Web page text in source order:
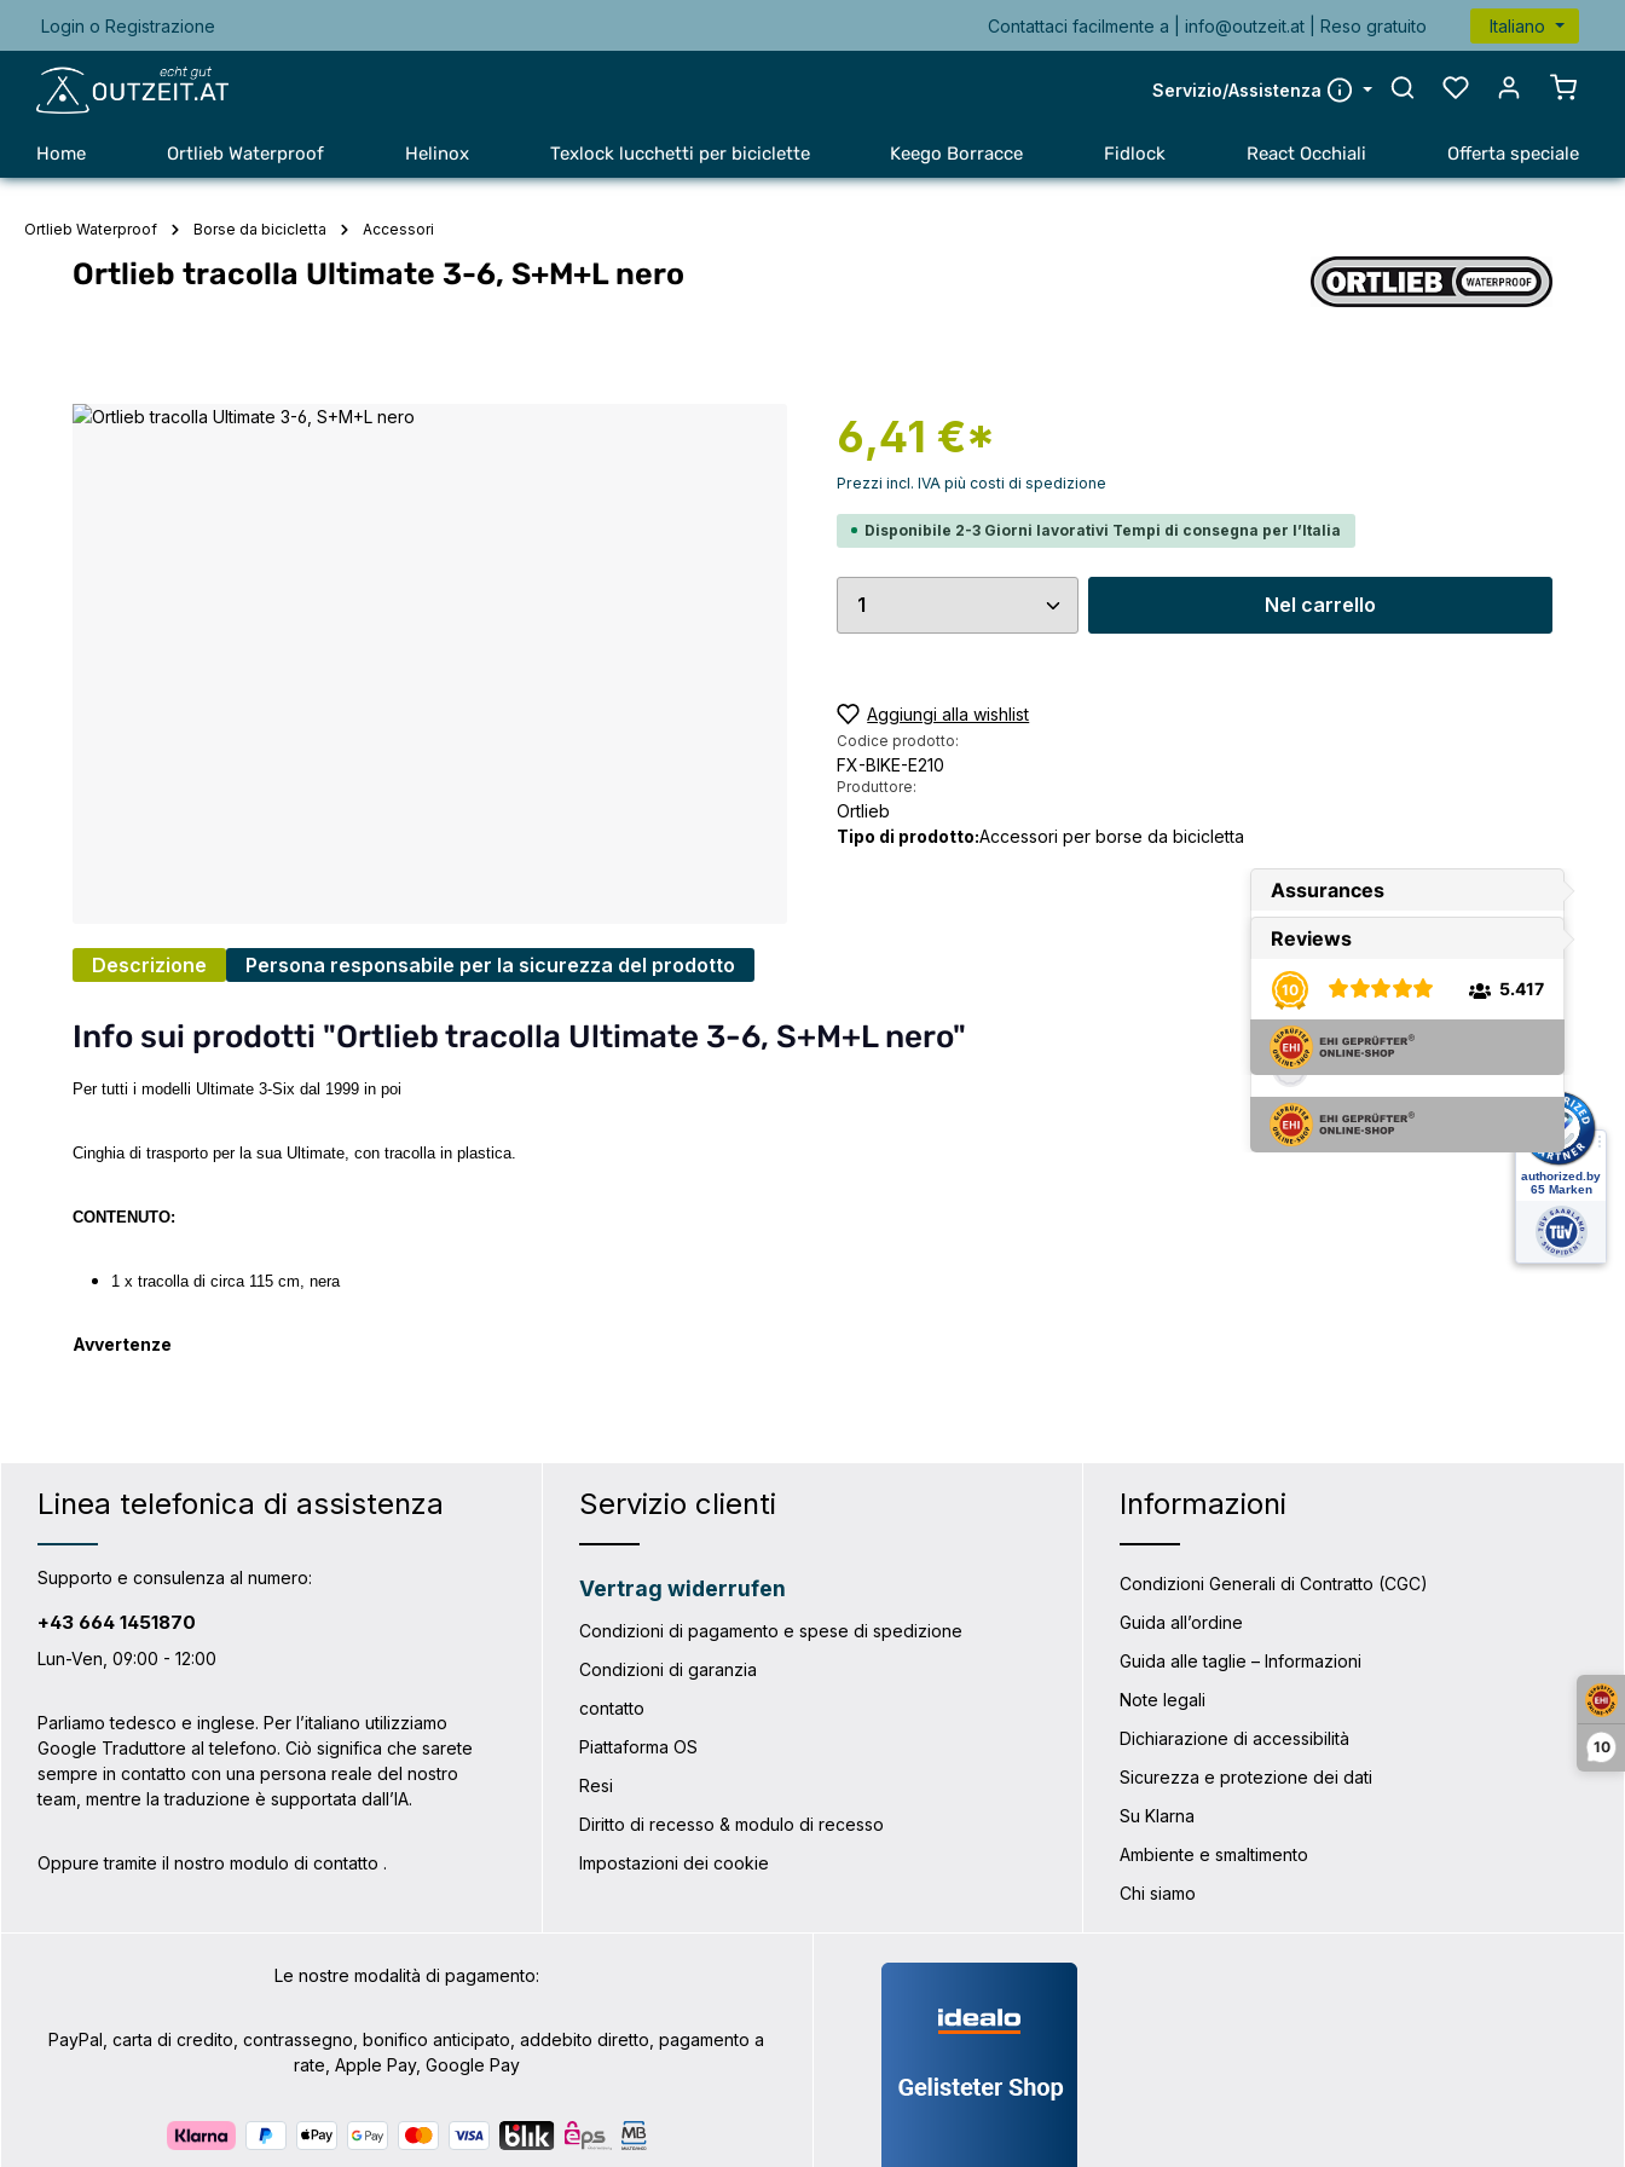
10
Passa alla navigazione principale
Login o Registrazione Contattaci facilmente a |info@outzeit.at | Reso gratuito Italiano
Servizio/Assistenza
Il
Home Ortlieb Waterproof Helinox Texlock lucchetti per biciclette Keego Borracce Fidlock React Occhiali Offerta speciale
Ortlieb Waterproof Borse da bicicletta Accessori
Ortlieb tracolla Ultimate 3-6, S+M+L nero
Salta la galleria di immagini 6,41 €*
Prezzi incl. IVA più costi di spedizione
Disponibile 2-3 Giorni lavorativi Tempi di consegna per l’Italia
Quantità del prodotto: inserisci la quantità desiderata
Nel carrello
Aggiungi alla wishlist
Codice prodotto:
FX-BIKE-E210
Produttore:
Ortlieb
Tipo di prodotto:Accessori per borse da bicicletta
Descrizione Persona responsabile per la sicurezza del prodotto
Info sui prodotti "Ortlieb tracolla Ultimate 3-6, S+M+L nero"
Per tutti i modelli Ultimate 3-Six dal 1999 in poi
Cinghia di trasporto per la sua Ultimate, con tracolla in plastica.
CONTENUTO:
1 x tracolla di circa 115 cm, nera
Avvertenze
Linea telefonica di assistenza
Supporto e consulenza al numero:
+43 664 1451870
Lun-Ven, 09:00 - 12:00
Parliamo tedesco e inglese. Per l’italiano utilizziamo
Google Traduttore al telefono. Ciò significa che sarete
sempre in contatto con una persona reale del nostro
team, mentre la traduzione è supportata dall’IA.
Oppure tramite il nostro modulo di contatto .
Servizio clienti
Vertrag widerrufen
Condizioni di pagamento e spese di spedizione
Condizioni di garanzia
contatto
Piattaforma OS
Resi
Diritto di recesso & modulo di recesso
Impostazioni dei cookie
Informazioni
Condizioni Generali di Contratto (CGC)
Guida all’ordine
Guida alle taglie – Informazioni
Note legali
Dichiarazione di accessibilità
Sicurezza e protezione dei dati
Su Klarna
Ambiente e smaltimento
Chi siamo
Le nostre modalità di pagamento:
PayPal, carta di credito, contrassegno, bonifico anticipato, addebito diretto, pagamento a
rate, Apple Pay, Google Pay